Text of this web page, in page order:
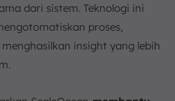
dari sistem. Teknologi ini
proses,
insight yang lebih